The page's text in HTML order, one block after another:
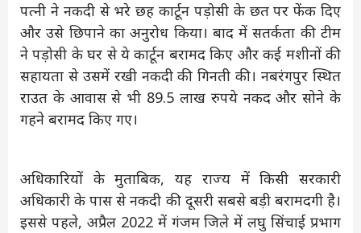
पत्नी ने नकदी से भरे छह कार्टून पड़ोसी के छत पर फेंक दिए
और उसे छिपाने का अनुरोध किया। बाद में सतर्कता की टीम
ने पड़ोसी के घर से ये कार्टून बरामद किए और कई मशीनों की
सहायता से उसमें रखी नकदी की गिनती की। नबरंगपुर स्थित
राउत के आवास से भी 89.5 लाख रुपये नकद और सोने के
गहने बरामद किए गए।
अधिकारियों के मुताबिक, यह राज्य में किसी सरकारी
अधिकारी के पास से नकदी की दूसरी सबसे बड़ी बरामदगी है।
इससे पहले, अप्रैल 2022 में गंजम जिले में लघु सिंचाई प्रभाग